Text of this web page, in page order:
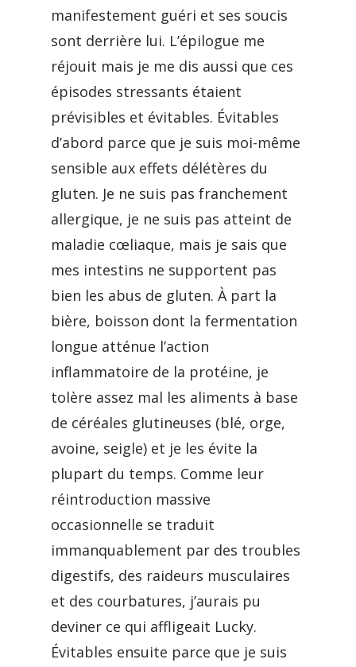
manifestement guéri et ses soucis
sont derrière lui. L’épilogue me
réjouit mais je me dis aussi que ces
épisodes stressants étaient
prévisibles et évitables. Évitables
d’abord parce que je suis moi-même
sensible aux effets délétères du
gluten. Je ne suis pas franchement
allergique, je ne suis pas atteint de
maladie cœliaque, mais je sais que
mes intestins ne supportent pas
bien les abus de gluten. À part la
bière, boisson dont la fermentation
longue atténue l’action
inflammatoire de la protéine, je
tolère assez mal les aliments à base
de céréales glutineuses (blé, orge,
avoine, seigle) et je les évite la
plupart du temps. Comme leur
réintroduction massive
occasionnelle se traduit
immanquablement par des troubles
digestifs, des raideurs musculaires
et des courbatures, j’aurais pu
deviner ce qui affligeait Lucky.
Évitables ensuite parce que je suis